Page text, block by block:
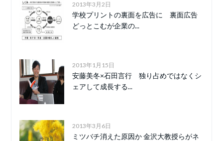
2013年3月2日
学校プリントの裏面を広告に 裏面広告
どっとこむが企業の...
2013年1月15日
安藤美冬×石田言行 独り占めではなくシ
ェアして成長する...
2013年3月6日
ミツバチ消えた原因か 金沢大教授らがネ